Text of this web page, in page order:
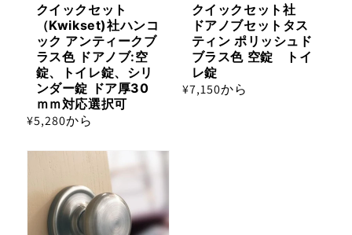
クイックセット
（Kwikset)社ハンコ
ック アンティークブ
ラス色 ドアノブ:空
錠、トイレ錠、シリ
ンダー錠 ドア厚30
ｍｍ対応選択可
通
¥5,280から
クイックセット社
ドアノブセットタス
ティン ポリッシュド
ブラス色 空錠 トイ
レ錠
通
¥7,150から